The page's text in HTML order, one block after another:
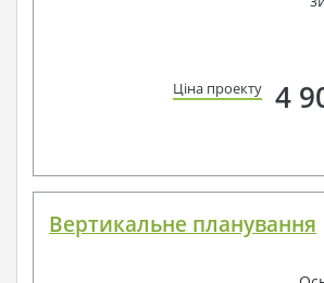
Ціна проекту 4
Вертикальне планування